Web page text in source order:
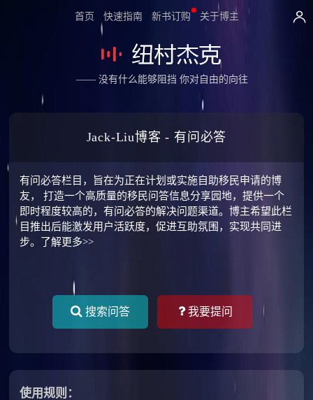
首页 快速指南 新书订购 关于博主
—— 没有什么能够阻挡 你对自由的向往
Jack-Liu博客 - 有问必答
有问必答栏目，旨在为正在计划或实施自助移民申请的博
友， 打造一个高质量的移民问答信息分享园地，提供一个
即时程度较高的，有问必答的解决问题渠道。博主希望此栏
目推出后能激发用户活跃度，促进互助氛围，实现共同进
步。 了解更多>>
搜索问答 我要提问
使用规则：